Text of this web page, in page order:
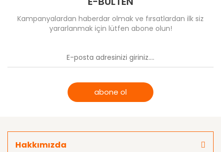
Kampanyalardan haberdar olmak ve fırsatlardan ilk siz
yararlanmak için lütfen abone olun!
abone ol
Hakkımızda